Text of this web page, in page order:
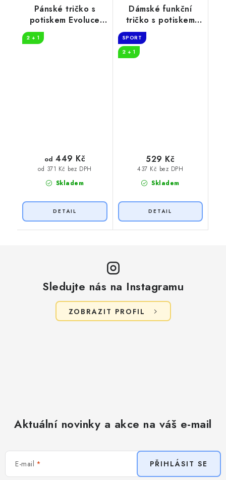
Pánské tričko s
potiskem Evoluce
2 + 1
Skladem
od 371 Kč bez DPH
od 449 Kč
Dámské funkční
tričko s potiskem
Tep hory
SPORT
2 + 1
Skladem
437 Kč bez DPH
529 Kč
Sledujte nás na Instagramu
ZOBRAZIT PROFIL
Aktuální novinky a akce na váš e-mail
E-mail PŘIHLÁSIT SE